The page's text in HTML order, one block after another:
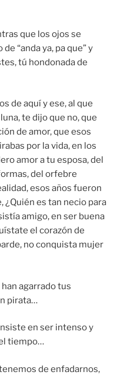
que los ojos se
“anda ya, pa que” y
tú hondonada de
de aquí y ese, al que
te dijo que no, que
de amor, que esos
por la vida, en los
amor a tu esposa, del
del orfebre
esos años fueron
¿Quién es tan necio para
amigo, en ser buena
el corazón de
no conquista mujer
agarrado tus
pirata…
en ser intenso y
tiempo…
de enfadarnos,